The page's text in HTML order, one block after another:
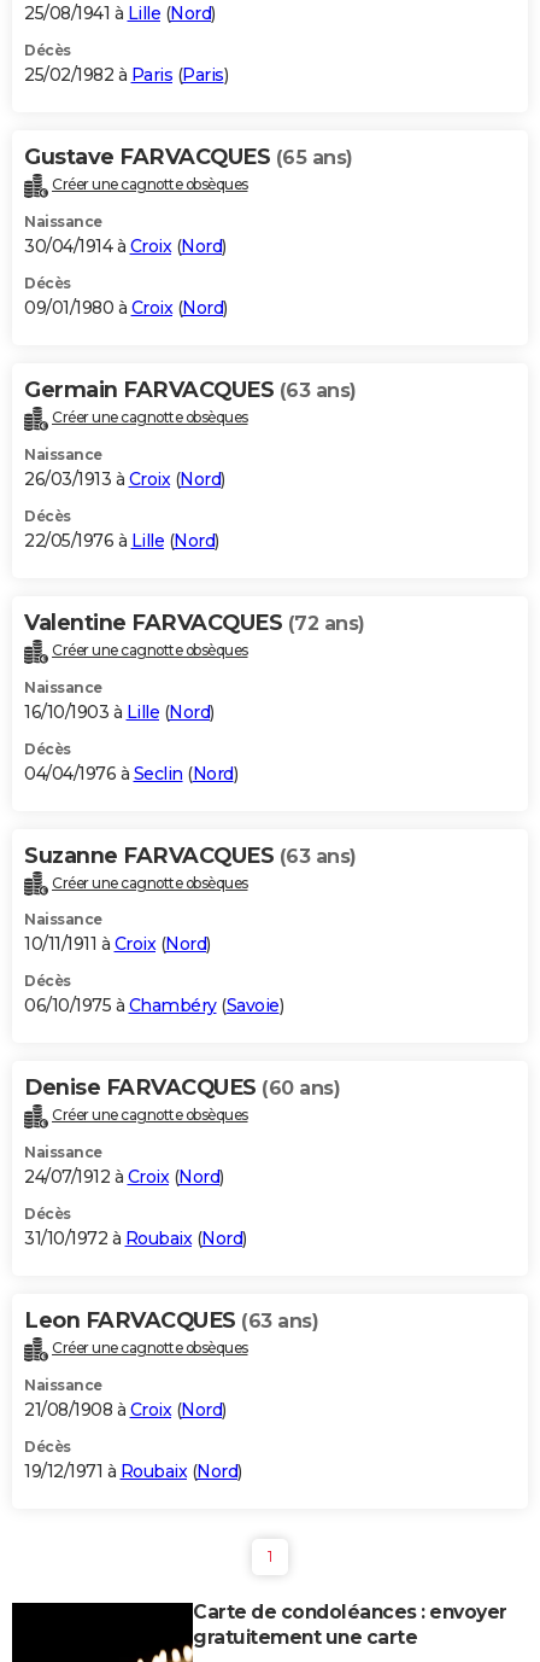
25/08/1941 à Lille (Nord)
Décès
25/02/1982 à Paris (Paris)
Gustave FARVACQUES (65 ans)
Créer une cagnotte obsèques
Naissance
30/04/1914 à Croix(Nord)
Décès
09/01/1980 à Croix(Nord)
Germain FARVACQUES (63 ans)
Créer une cagnotte obsèques
Naissance
26/03/1913 à Croix(Nord)
Décès
22/05/1976 à Lille (Nord)
Valentine FARVACQUES (72 ans)
Créer une cagnotte obsèques
Naissance
16/10/1903 à Lille (Nord)
Décès
04/04/1976 à Seclin (Nord)
Suzanne FARVACQUES (63 ans)
Créer une cagnotte obsèques
Naissance
10/11/1911 à Croix(Nord)
Décès
06/10/1975 à Chambéry(Savoie)
Denise FARVACQUES (60 ans)
Créer une cagnotte obsèques
Naissance
24/07/1912 à Croix(Nord)
Décès
31/10/1972 à Roubaix(Nord)
Leon FARVACQUES (63 ans)
Créer une cagnotte obsèques
Naissance
21/08/1908 à Croix(Nord)
Décès
19/12/1971 à Roubaix(Nord)
1
Carte de condoléances : envoyer
gratuitement une carte